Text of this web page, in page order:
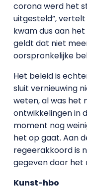
corona werd het
uitgesteld”,
kwam dus aan
geldt dat niet
oorspronkelijke
Het beleid is
sluit vernieuwing
weten, al was het
ontwikkelingen in
moment nog
het op gaat. Aan
regeerakkoord is
gegeven door het
Kunst-hbo